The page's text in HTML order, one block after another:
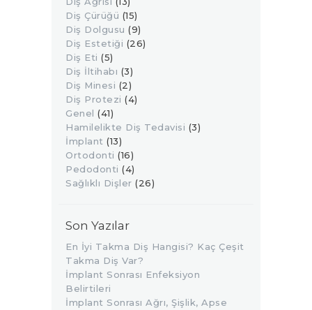
Diş Çürüğü (15)
Diş Dolgusu (9)
Diş Estetiği (26)
Diş Eti (5)
Diş İltihabı (3)
Diş Minesi (2)
Diş Protezi (4)
Genel (41)
Hamilelikte Diş Tedavisi (3)
İmplant (13)
Ortodonti (16)
Pedodonti (4)
Sağlıklı Dişler (26)
Son Yazılar
En İyi Takma Diş Hangisi? Kaç Çeşit
Takma Diş Var?
İmplant Sonrası Enfeksiyon
Belirtileri
İmplant Sonrası Ağrı, Şişlik, Apse